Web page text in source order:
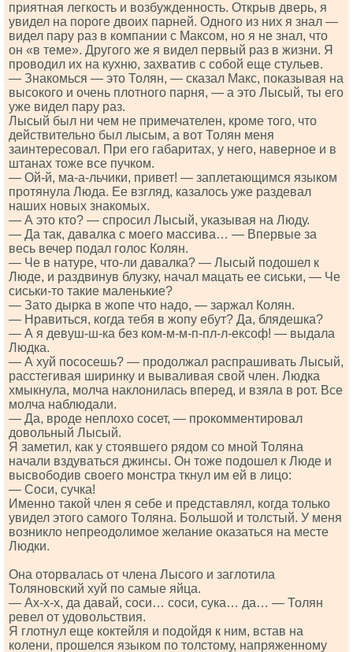
приятная легкость и возбужденность. Открыв дверь, я
увидел на пороге двоих парней. Одного из них я знал —
видел пару раз в компании с Максом, но я не знал, что
он «в теме». Другого же я видел первый раз в жизни. Я
проводил их на кухню, захватив с собой еще стульев.
— Знакомься — это Толян, — сказал Макс, показывая на
высокого и очень плотного парня, — а это Лысый, ты его
уже видел пару раз.
Лысый был ни чем не примечателен, кроме того, что
действительно был лысым, а вот Толян меня
заинтересовал. При его габаритах, у него, наверное и в
штанах тоже все пучком.
— Ой-й, ма-а-льчики, привет! — заплетающимся языком
протянула Люда. Ее взгляд, казалось уже раздевал
наших новых знакомых.
— А это кто? — спросил Лысый, указывая на Люду.
— Да так, давалка с моего массива… — Впервые за
весь вечер подал голос Колян.
— Че в натуре, что-ли давалка? — Лысый подошел к
Люде, и раздвинув блузку, начал мацать ее сиськи, — Че
сиськи-то такие маленькие?
— Зато дырка в жопе что надо, — заржал Колян.
— Нравиться, когда тебя в жопу ебут? Да, блядешка?
— А я девуш-ш-ка без ком-м-м-п-пл-л-ексоф! — выдала
Людка.
— А хуй пососешь? — продолжал распрашивать Лысый,
расстегивая ширинку и вываливая свой член. Людка
хмыкнула, молча наклонилась вперед, и взяла в рот. Все
молча наблюдали.
— Да, вроде неплохо сосет, — прокомментировал
довольный Лысый.
Я заметил, как у стоявшего рядом со мной Толяна
начали вздуваться джинсы. Он тоже подошел к Люде и
высвободив своего монстра ткнул им ей в лицо:
— Соси, сучка!
Именно такой член я себе и представлял, когда только
увидел этого самого Толяна. Большой и толстый. У меня
возникло непреодолимое желание оказаться на месте
Людки.
Она оторвалась от члена Лысого и заглотила
Толяновский хуй по самые яйца.
— Ах-х-х, да давай, соси… соси, сука… да… — Толян
ревел от удовольствия.
Я глотнул еще коктейля и подойдя к ним, встав на
колени, прошелся языком по толстому, напряженному